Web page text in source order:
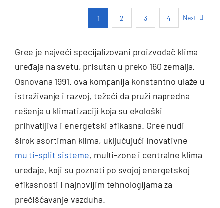
1 2 3 4 Next
Gree je najveći specijalizovani proizvođač klima
uređaja na svetu, prisutan u preko 160 zemalja.
Osnovana 1991. ova kompanija konstantno ulaže u
istraživanje i razvoj, težeći da pruži napredna
rešenja u klimatizaciji koja su ekološki
prihvatljiva i energetski efikasna. Gree nudi
širok asortiman klima, uključujući inovativne
multi-split sisteme, multi-zone i centralne klima
uređaje, koji su poznati po svojoj energetskoj
efikasnosti i najnovijim tehnologijama za
prečišćavanje vazduha.